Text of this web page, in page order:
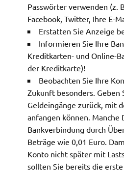
Passwörter verwenden (z.
Facebook, Twitter, Ihre E-
Erstatten Sie Anzeige
Informieren Sie Ihre
Kreditkarten- und Online-
der Kreditkarte)!
Beobachten Sie Ihre
Zukunft besonders. Geben
Geldeingänge zurück, mit
anfangen können. Manche
Bankverbindung durch
Beträge wie 0,01 Euro.
Konto nicht später mit
sollten Sie bereits die